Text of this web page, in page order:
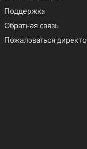
Поддержка
Обратная связь
Пожаловаться